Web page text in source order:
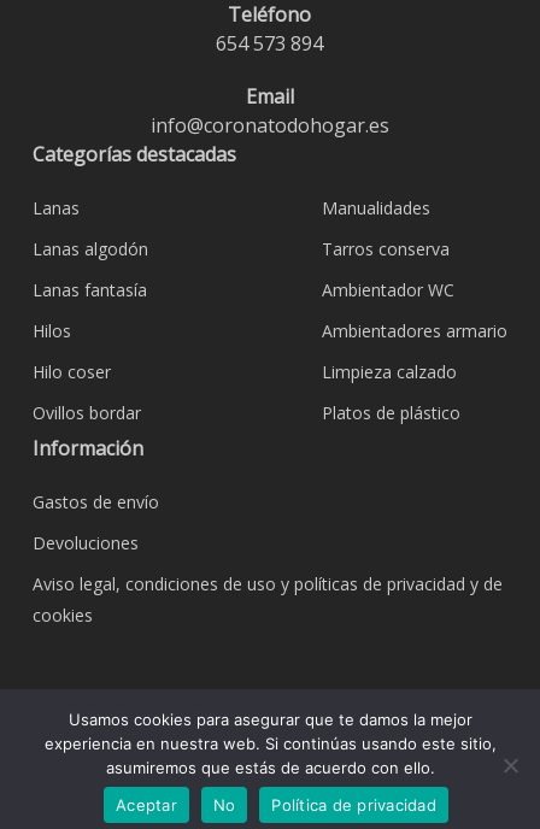
Teléfono
654 573 894
Email
info@coronatodohogar.es
Categorías destacadas
Lanas
Lanas algodón
Lanas fantasía
Hilos
Hilo coser
Ovillos bordar
Manualidades
Tarros conserva
Ambientador WC
Ambientadores armario
Limpieza calzado
Platos de plástico
Información
Gastos de envío
Devoluciones
Aviso legal, condiciones de uso y políticas de privacidad y de
cookies
© 2026 Bazar Corona Todo Hogar. Todos los
derechos reservados.
Usamos cookies para asegurar que te damos la mejor
experiencia en nuestra web. Si continúas usando este sitio,
asumiremos que estás de acuerdo con ello.
Aceptar
No Política de privacidad